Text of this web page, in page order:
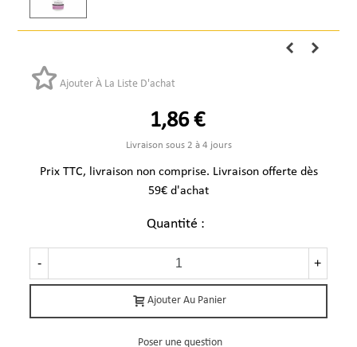
Ajouter À La Liste D'achat
1,86 €
Livraison sous 2 à 4 jours
Prix TTC, livraison non comprise. Livraison offerte dès
59€ d'achat
Quantité :
- +
Ajouter Au Panier
Poser une question